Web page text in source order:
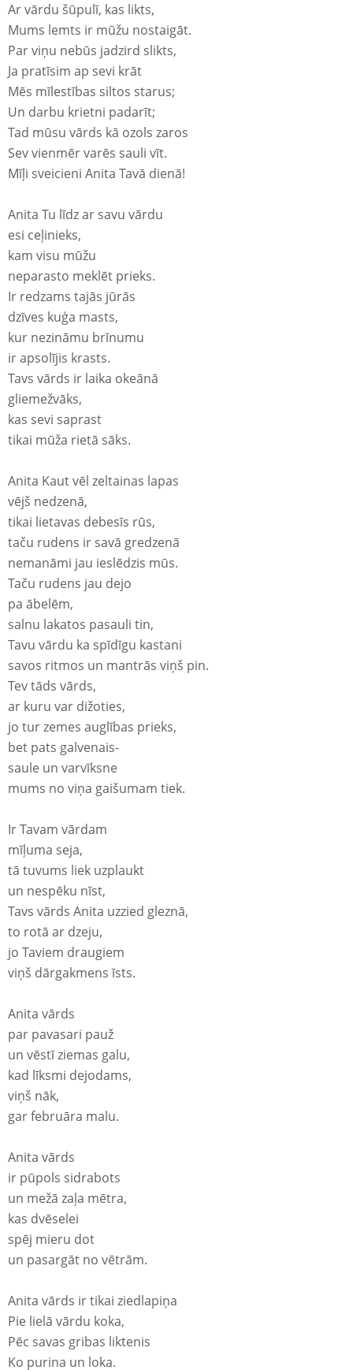
Ar vārdu šūpulī, kas likts,
Mums lemts ir mūžu nostaigāt.
Par viņu nebūs jadzird slikts,
Ja pratīsim ap sevi krāt
Mēs mīlestības siltos starus;
Un darbu krietni padarīt;
Tad mūsu vārds kā ozols zaros
Sev vienmēr varēs sauli vīt.
Mīļi sveicieni Anita Tavā dienā!
Anita Tu līdz ar savu vārdu
esi ceļinieks,
kam visu mūžu
neparasto meklēt prieks.
Ir redzams tajās jūrās
dzīves kuģa masts,
kur nezināmu brīnumu
ir apsolījis krasts.
Tavs vārds ir laika okeānā
gliemežvāks,
kas sevi saprast
tikai mūža rietā sāks.
Anita Kaut vēl zeltainas lapas
vējš nedzenā,
tikai lietavas debesīs rūs,
taču rudens ir savā gredzenā
nemanāmi jau ieslēdzis mūs.
Taču rudens jau dejo
pa ābelēm,
salnu lakatos pasauli tin,
Tavu vārdu ka spīdīgu kastani
savos ritmos un mantrās viņš pin.
Tev tāds vārds,
ar kuru var dižoties,
jo tur zemes auglības prieks,
bet pats galvenais-
saule un varvīksne
mums no viņa gaišumam tiek.
Ir Tavam vārdam
mīļuma seja,
tā tuvums liek uzplaukt
un nespēku nīst,
Tavs vārds Anita uzzied gleznā,
to rotā ar dzeju,
jo Taviem draugiem
viņš dārgakmens īsts.
Anita vārds
par pavasari pauž
un vēstī ziemas galu,
kad līksmi dejodams,
viņš nāk,
gar februāra malu.
Anita vārds
ir pūpols sidrabots
un mežā zaļa mētra,
kas dvēselei
spēj mieru dot
un pasargāt no vētrām.
Anita vārds ir tikai ziedlapiņa
Pie lielā vārdu koka,
Pēc savas gribas liktenis
Ko purina un loka.